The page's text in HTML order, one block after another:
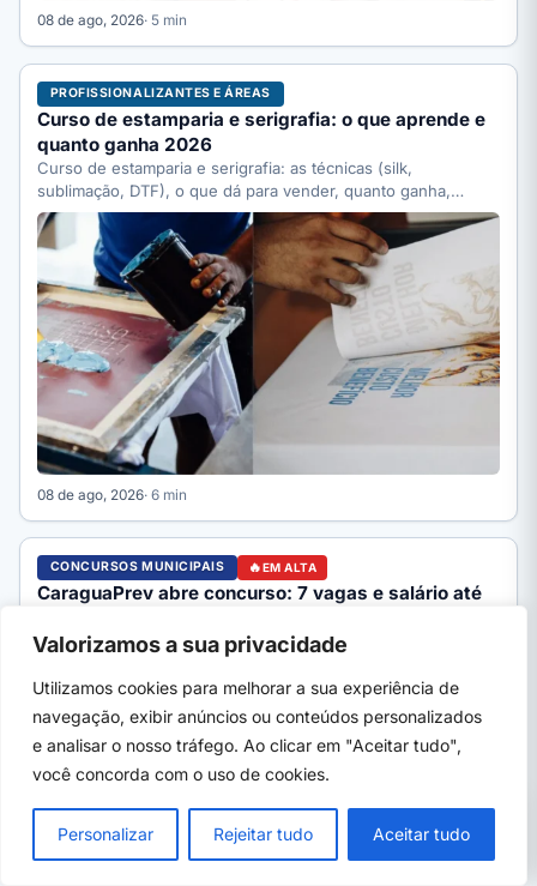
Valorizamos a sua privacidade
Utilizamos cookies para melhorar a sua experiência de
navegação, exibir anúncios ou conteúdos personalizados
e analisar o nosso tráfego. Ao clicar em "Aceitar tudo",
você concorda com o uso de cookies.
Personalizar Rejeitar tudo Aceitar tudo
08 de ago, 2026· 5 min
PROFISSIONALIZANTES E ÁREAS
Curso de estamparia e serigrafia: o que aprende e
quanto ganha 2026
Curso de estamparia e serigrafia: as técnicas (silk,
sublimação, DTF), o que dá para vender, quanto ganha,
quanto…
08 de ago, 2026· 6 min
CONCURSOS MUNICIPAIS EM ALTA
CaraguaPrev abre concurso: 7 vagas e salário até
CaraguaPrev, de Caraguatatuba (SP), abre concurso público
SENAI-RN oferece 2 mil vagas em 17 cursos
gratuitos a distância